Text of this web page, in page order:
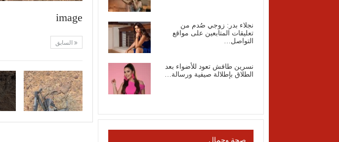
image
السابق
نجلاء بدر: زوجي صُدم من
تعليقات المتابعين على مواقع
التواصل…
نسرين طافش تعود للأضواء بعد
الطلاق بإطلالة صيفية ورسالة…
صحة وجمال